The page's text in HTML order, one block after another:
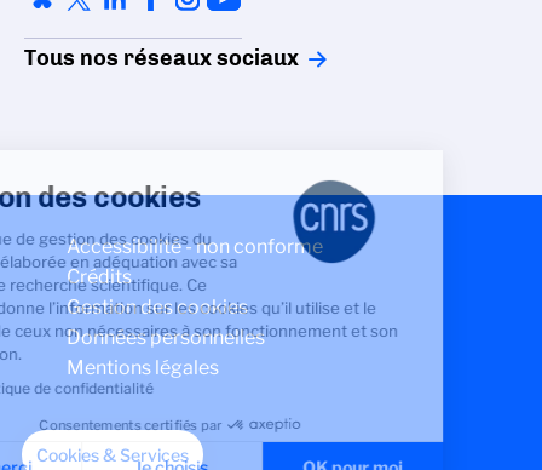
Tous nos réseaux sociaux
Accessibilité - non conforme
Crédits
Gestion des cookies
Données personnelles
Mentions légales
Gestion des cookies
La politique de gestion des cookies du
CNRS est élaborée en adéquation avec sa
mission de recherche scientifique. Ce
site vous donne l’information sur les cookies qu’il utilise et le
contrôle de ceux non nécessaires à son fonctionnement et son
Lire la politique de confidentialité
Consentements certifiés par
Cookies & Services